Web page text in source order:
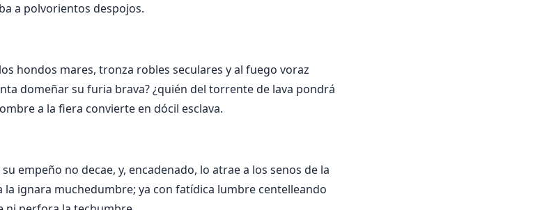
a polvorientos despojos.
hondos mares, tronza robles seculares y al fuego voraz
domeñar su furia brava? ¿quién del torrente de lava pondrá
a la fiera convierte en dócil esclava.
empeño no decae, y, encadenado, lo atrae a los senos de la
ignara muchedumbre; ya con fatídica lumbre centelleando